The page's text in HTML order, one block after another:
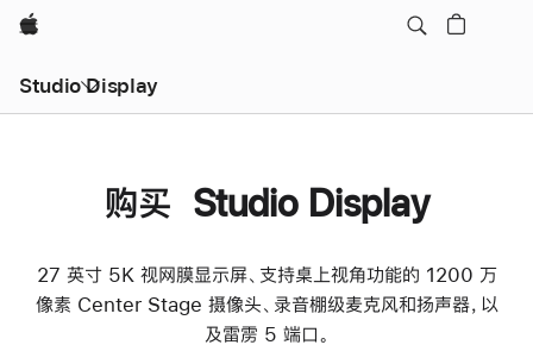
Apple
Studio Display
购买 Studio Display
27 英寸 5K 视网膜显示屏、支持桌上视角功能的 1200 万
像素 Center Stage 摄像头、录音棚级麦克风和扬声器，以
及雷雳 5 端口。